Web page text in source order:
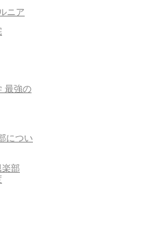
ニア
最強の
につい
部